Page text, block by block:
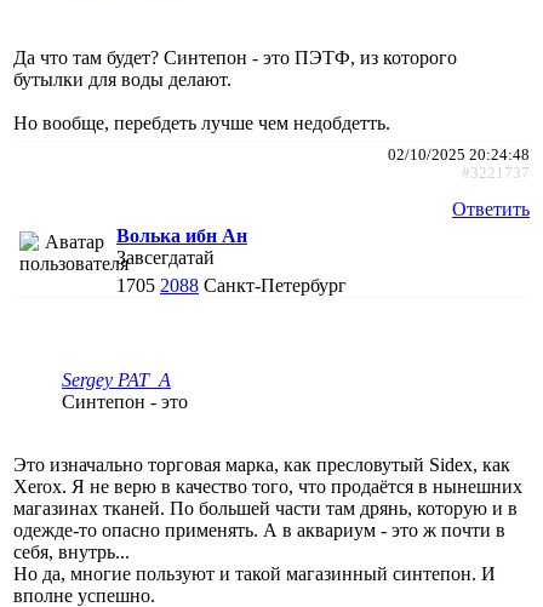
Да что там будет? Синтепон - это ПЭТФ, из которого
бутылки для воды делают.
Но вообще, перебдеть лучше чем недобдетть.
02/10/2025 20:24:48
#3221737
Ответить
Волька ибн Ан
Завсегдатай
1705 2088 Санкт-Петербург
Sergey PAT_A
Синтепон - это
Это изначально торговая марка, как пресловутый Sidex, как
Xerox. Я не верю в качество того, что продаётся в нынешних
магазинах тканей. По большей части там дрянь, которую и в
одежде-то опасно применять. А в аквариум - это ж почти в
себя, внутрь...
Но да, многие пользуют и такой магазинный синтепон. И
вполне успешно.